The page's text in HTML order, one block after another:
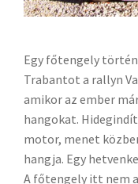
Egy főtengely
Trabantot a rallyn
amikor az ember
hangokat.
motor, menet
hangja. Egy
A főtengely itt nem